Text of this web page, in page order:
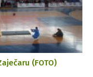
(FOTO)